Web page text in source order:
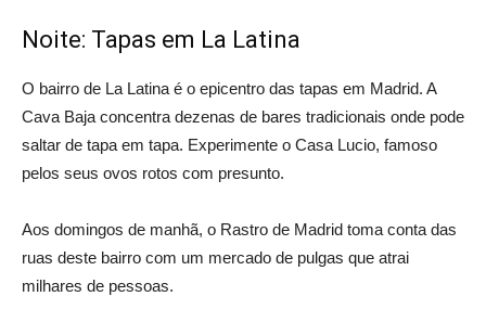
Noite: Tapas em La Latina
O bairro de La Latina é o epicentro das tapas em Madrid. A
Cava Baja concentra dezenas de bares tradicionais onde pode
saltar de tapa em tapa. Experimente o Casa Lucio, famoso
pelos seus ovos rotos com presunto.
Aos domingos de manhã, o Rastro de Madrid toma conta das
ruas deste bairro com um mercado de pulgas que atrai
milhares de pessoas.